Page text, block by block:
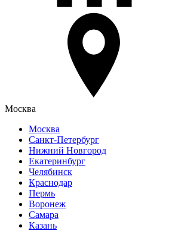
Москва
Москва
Санкт-Петербург
Нижний Новгород
Екатеринбург
Челябинск
Краснодар
Пермь
Воронеж
Самара
Казань